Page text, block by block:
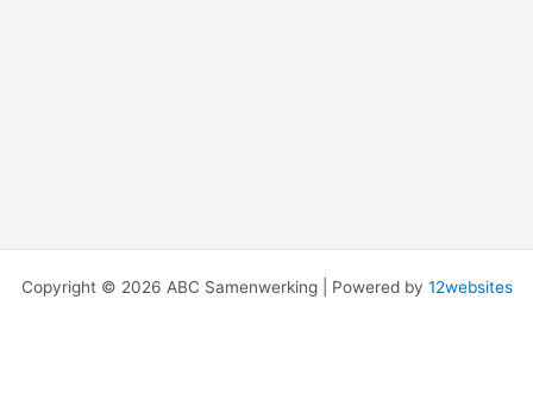
Copyright © 2026 ABC Samenwerking | Powered by 12websites